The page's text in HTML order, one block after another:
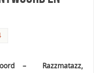
– Razzmatazz,